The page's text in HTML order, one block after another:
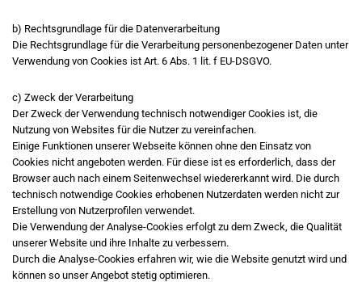
b) Rechtsgrundlage für die Datenverarbeitung
Die Rechtsgrundlage für die Verarbeitung personenbezogener Daten unter
Verwendung von Cookies ist Art. 6 Abs. 1 lit. f EU-DSGVO.
c) Zweck der Verarbeitung
Der Zweck der Verwendung technisch notwendiger Cookies ist, die
Nutzung von Websites für die Nutzer zu vereinfachen.
Einige Funktionen unserer Webseite können ohne den Einsatz von
Cookies nicht angeboten werden. Für diese ist es erforderlich, dass der
Browser auch nach einem Seitenwechsel wiedererkannt wird. Die durch
technisch notwendige Cookies erhobenen Nutzerdaten werden nicht zur
Erstellung von Nutzerprofilen verwendet.
Die Verwendung der Analyse-Cookies erfolgt zu dem Zweck, die Qualität
unserer Website und ihre Inhalte zu verbessern.
Durch die Analyse-Cookies erfahren wir, wie die Website genutzt wird und
können so unser Angebot stetig optimieren.